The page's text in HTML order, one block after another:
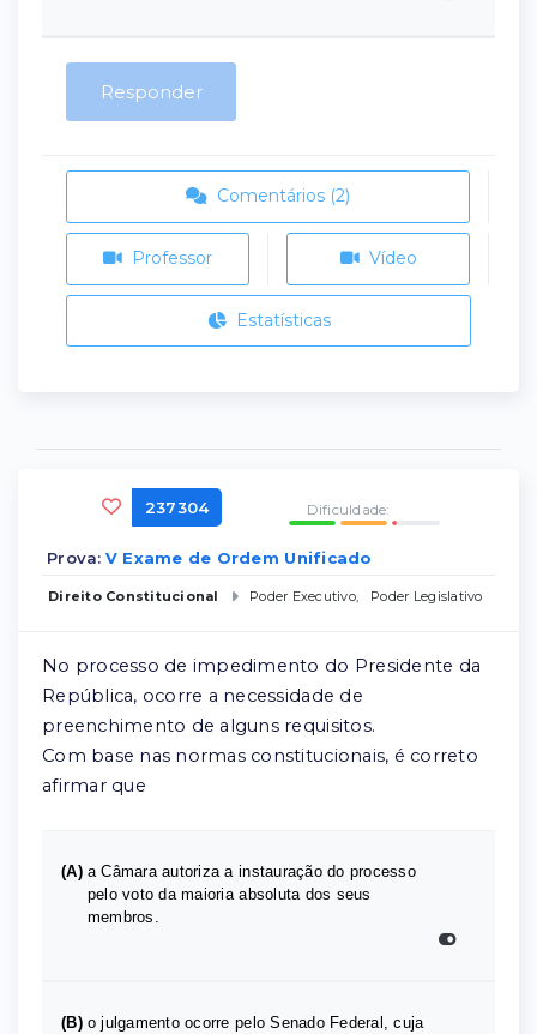
Responder
Comentários (2)
Professor Vídeo
Estatísticas
237304 Dificuldade:
Prova: V Exame de Ordem Unificado
Direito Constitucional Poder Executivo, Poder Legislativo
No processo de impedimento do Presidente da
República, ocorre a necessidade de
preenchimento de alguns requisitos.
Com base nas normas constitucionais, é correto
afirmar que
(A) a Câmara autoriza a instauração do processo
pelo voto da maioria absoluta dos seus
membros.
(B) o julgamento ocorre pelo Senado Federal, cuja